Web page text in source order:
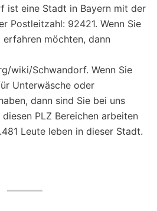
ist eine Stadt in Bayern mit der
Postleitzahl: 92421. Wenn Sie
möchten, dann
wiki/Schwandorf. Wenn Sie
Unterwäsche oder
dann sind Sie bei uns
PLZ Bereichen arbeiten
Leute leben in dieser Stadt.